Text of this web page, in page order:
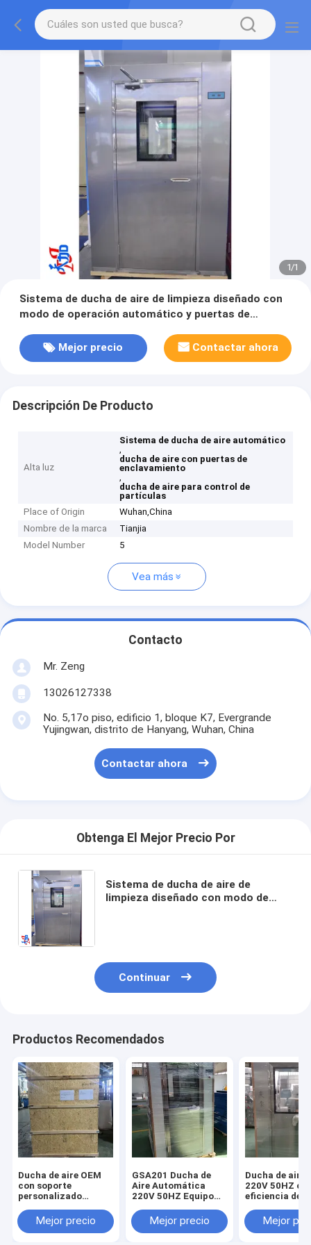
1/1
Sistema de ducha de aire de limpieza diseñado con
modo de operación automático y puertas de
Mejor precio
Contactar ahora
Descripción De Producto
Alta luz
Sistema de ducha de aire automático
,
ducha de aire con puertas de
enclavamiento
,
ducha de aire para control de
partículas
Place of Origin
Wuhan,China
Nombre de la marca
Tianjia
Model Number
5
Vea más
Contacto
Mr. Zeng
13026127338
No. 5,17o piso, edificio 1, bloque K7, Evergrande
Yujingwan, distrito de Hanyang, Wuhan, China
Contactar ahora
Obtenga El Mejor Precio Por
Sistema de ducha de aire de
limpieza diseñado con modo de
Continuar
Productos Recomendados
Ducha de aire OEM
con soporte
personalizado
filtrado recirculado
y voltaje de 220V
Mejor precio
GSA201 Ducha de
Aire Automática
220V 50HZ Equipo
Industrial para
Control de
Mejor precio
Ducha de aire
220V 50HZ
eficiencia de
externa
Mejor